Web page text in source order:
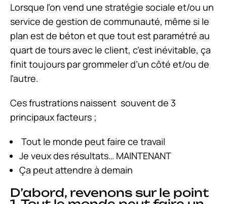
Lorsque l’on vend une stratégie sociale et/ou un
service de gestion de communauté, même si le
plan est de béton et que tout est paramétré au
quart de tours avec le client, c’est inévitable, ça
finit toujours par grommeler d’un côté et/ou de
l’autre.
Ces frustrations naissent souvent de 3
principaux facteurs ;
Tout le monde peut faire ce travail
Je veux des résultats… MAINTENANT
Ça peut attendre à demain
D’abord, revenons sur le point